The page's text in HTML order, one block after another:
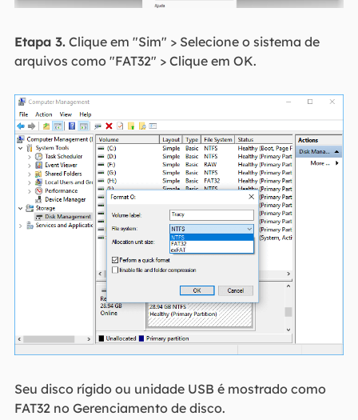
Etapa 3.Clique em "Sim" > Selecione o sistema de
arquivos como "FAT32" > Clique em OK.
Seu disco rígido ou unidade USB é mostrado como
FAT32 no Gerenciamento de disco.